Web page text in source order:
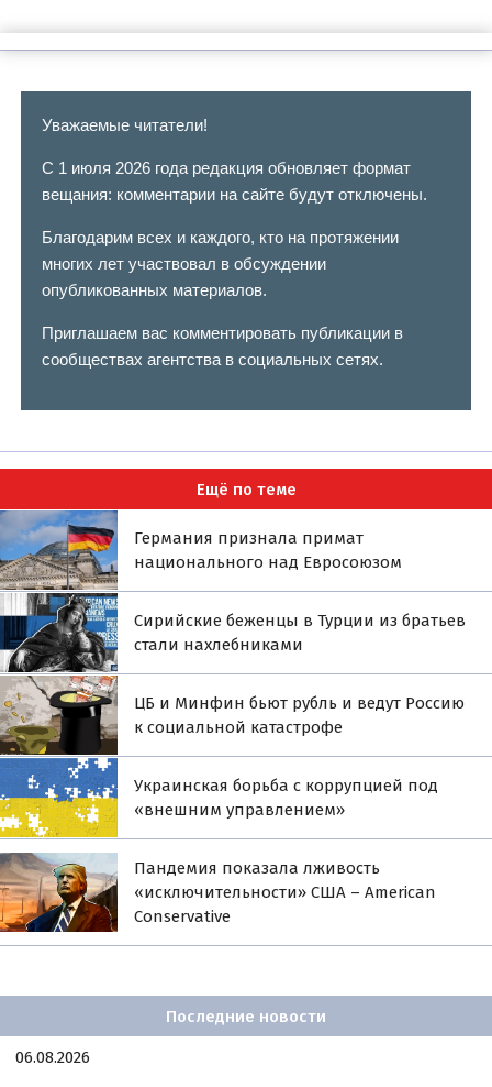
Уважаемые читатели!
С 1 июля 2026 года редакция обновляет формат
вещания: комментарии на сайте будут отключены.
Благодарим всех и каждого, кто на протяжении
многих лет участвовал в обсуждении
опубликованных материалов.
Приглашаем вас комментировать публикации в
сообществах агентства в социальных сетях.
Ещё по теме
Германия признала примат
национального над Евросоюзом
Сирийские беженцы в Турции из братьев
стали нахлебниками
ЦБ и Минфин бьют рубль и ведут Россию
к социальной катастрофе
Украинская борьба с коррупцией под
«внешним управлением»
Пандемия показала лживость
«исключительности» США – American
Conservative
Последние новости
06.08.2026